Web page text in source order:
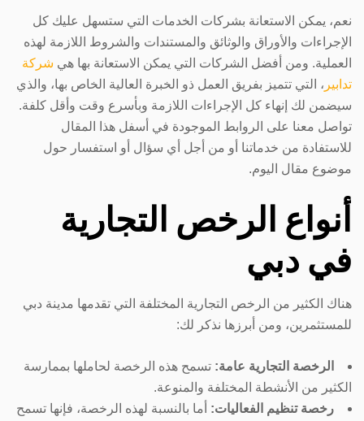
نعم، يمكن الاستعانة بشركات الخدمات التي ستسهل عليك كل
الإجراءات والأوراق والوثائق والمستندات والشروط اللازمة لهذه
العملية. ومن أفضل الشركات التي يمكن الاستعانة بها هي شركة
تدابير ، التي تتميز بفريق العمل ذو الخبرة العالية الخاص بها، والذي
سيضمن لك إنهاء كل الإجراءات اللازمة وبأسرع وقت وأقل كلفة.
تواصل معنا على الروابط الموجودة في أسفل هذا المقال
للاستفادة من خدماتنا أو من أجل أي سؤال أو استفسار حول
موضوع مقال اليوم.
أنواع الرخص التجارية
في دبي
هناك الكثير من الرخص التجارية المختلفة التي تقدمها مدينة دبي
للمستثمرين، ومن أبرزها نذكر لك:
الرخصة التجارية عامة: تسمح هذه الرخصة لحاملها بممارسة
الكثير من الأنشطة المختلفة والمنوعة.
رخصة تنظيم الفعاليات: أما بالنسبة لهذه الرخصة، فإنها تسمح